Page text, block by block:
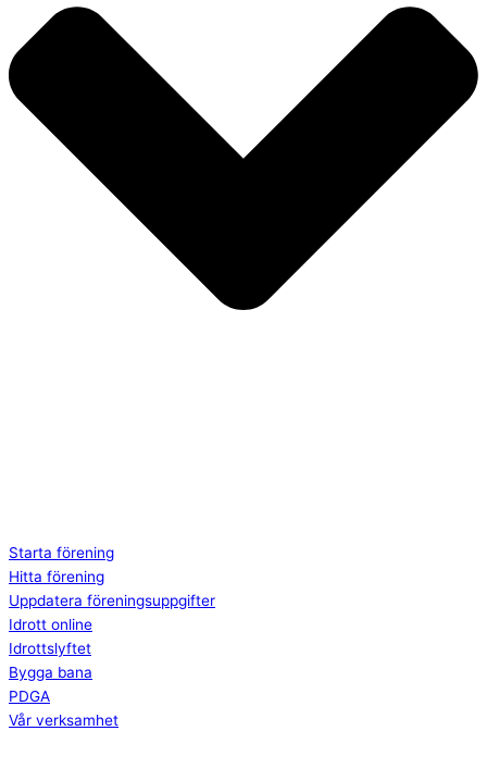
Starta förening
Hitta förening
Uppdatera föreningsuppgifter
Idrott online
Idrottslyftet
Bygga bana
PDGA
Vår verksamhet